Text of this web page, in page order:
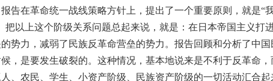
告在革命统一战线策略方针上，提出了一个重要原则，就是
把以上这个阶级关系问题总起来说，就是：在日本帝国主义
势力，减弱了民族反革命营垒的势力。报告回顾和分析了中
，是要发生破裂的。这种情况，基本地说来是不利于反革命
、农民、学生、小资产阶级、民族资产阶级的一切活动汇合起